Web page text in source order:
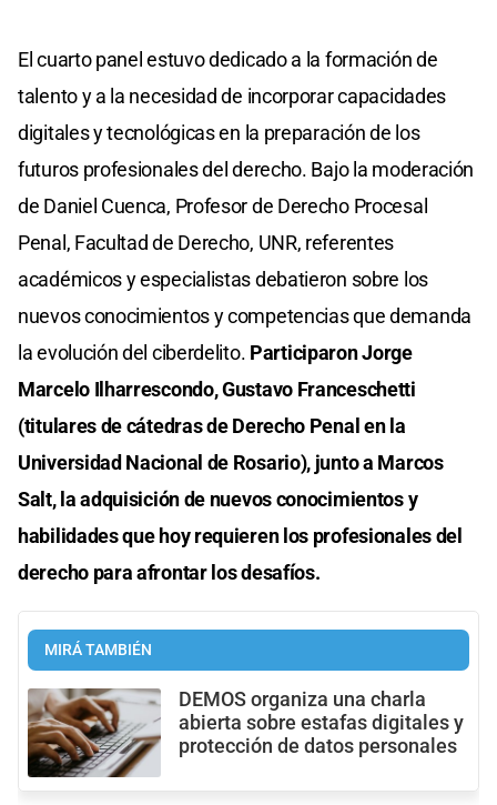
El cuarto panel estuvo dedicado a la formación de
talento y a la necesidad de incorporar capacidades
digitales y tecnológicas en la preparación de los
futuros profesionales del derecho. Bajo la moderación
de Daniel Cuenca, Profesor de Derecho Procesal
Penal, Facultad de Derecho, UNR, referentes
académicos y especialistas debatieron sobre los
nuevos conocimientos y competencias que demanda
la evolución del ciberdelito. Participaron Jorge
Marcelo Ilharrescondo, Gustavo Franceschetti
(titulares de cátedras de Derecho Penal en la
Universidad Nacional de Rosario), junto a Marcos
Salt, la adquisición de nuevos conocimientos y
habilidades que hoy requieren los profesionales del
derecho para afrontar los desafíos.
MIRÁ TAMBIÉN
DEMOS organiza una charla
abierta sobre estafas digitales y
protección de datos personales